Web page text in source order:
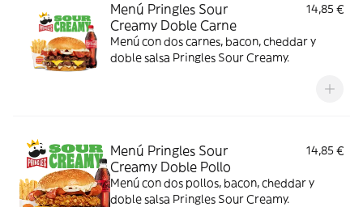
Menú Pringles Sour
Creamy Doble Carne
14,85 €
Menú con dos carnes, bacon, cheddar y
doble salsa Pringles Sour Creamy.
Menú Pringles Sour
Creamy Doble Pollo
14,85 €
Menú con dos pollos, bacon, cheddar y
doble salsa Pringles Sour Creamy.